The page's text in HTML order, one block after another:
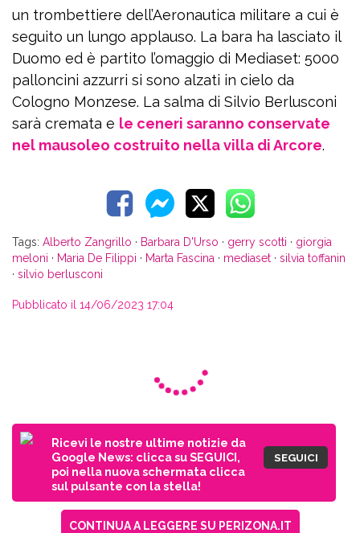
un trombettiere dell’Aeronautica militare a cui è
seguito un lungo applauso. La bara ha lasciato il
Duomo ed è partito l’omaggio di Mediaset: 5000
palloncini azzurri si sono alzati in cielo da
Cologno Monzese. La salma di Silvio Berlusconi
sarà cremata e le ceneri saranno conservate
nel mausoleo costruito nella villa di Arcore.
Tags: Alberto Zangrillo · Barbara D'Urso · gerry scotti · giorgia
meloni · Maria De Filippi · Marta Fascina · mediaset · silvia toffanin
· silvio berlusconi
Pubblicato il 14/06/2023 17:04
Ricevi le nostre ultime notizie da
Google News: clicca su SEGUICI,
poi nella nuova schermata clicca
sul pulsante con la stella!
SEGUICI
CONTINUA A LEGGERE SU PERIZONA.IT